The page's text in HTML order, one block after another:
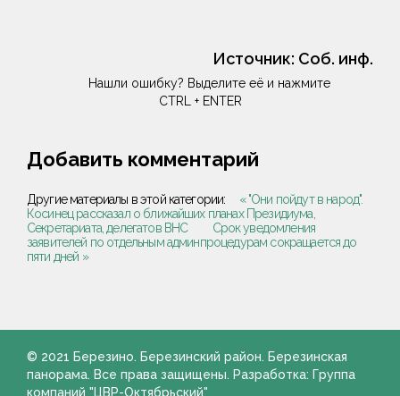
Источник: Соб. инф.
Нашли ошибку? Выделите её и нажмите
CTRL + ENTER
Добавить комментарий
Другие материалы в этой категории:
« "Они пойдут в народ".
Косинец рассказал о ближайших планах Президиума,
Секретариата, делегатов ВНС
Срок уведомления
заявителей по отдельным админпроцедурам сокращается до
пяти дней »
© 2021 Березино. Березинский район. Березинская
панорама. Все права защищены. Разработка: Группа
компаний "ЦВР-Октябрьский"